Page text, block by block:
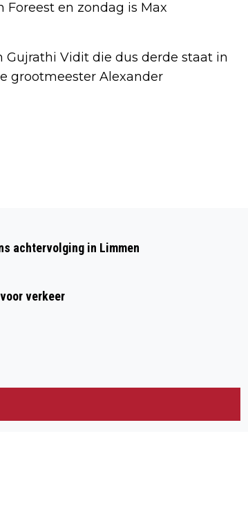
en zondag is Max
Vidit die dus derde staat in
grootmeester Alexander
NOG HELE WEEKEND
achtervolging in Limmen
verkeer